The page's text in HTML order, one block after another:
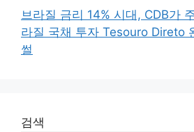
브라질 금리 14% 시대, CDB가
라질 국채 투자 Tesouro Direto
썰
검색